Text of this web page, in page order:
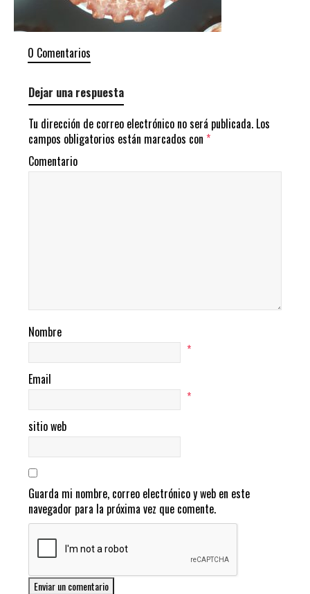
0 Comentarios
Dejar una respuesta
Tu dirección de correo electrónico no será publicada. Los
campos obligatorios están marcados con *
Comentario
Nombre
*
Email
*
sitio web
Guarda mi nombre, correo electrónico y web en este
navegador para la próxima vez que comente.